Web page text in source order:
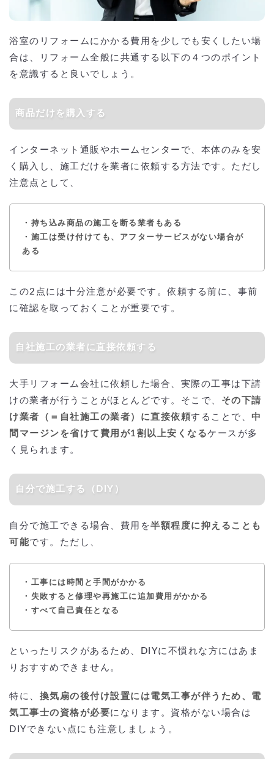
浴室のリフォームにかかる費用を少しでも安くしたい場
合は、リフォーム全般に共通する以下の４つのポイント
を意識すると良いでしょう。
商品だけを購入する
インターネット通販やホームセンターで、本体のみを安
く購入し、施工だけを業者に依頼する方法です。ただし
注意点として、
・持ち込み商品の施工を断る業者もある
・施工は受け付けても、アフターサービスがない場合が
ある
この2点には十分注意が必要です。依頼する前に、事前
に確認を取っておくことが重要です。
自社施工の業者に直接依頼する
大手リフォーム会社に依頼した場合、実際の工事は下請
けの業者が行うことがほとんどです。そこで、 その下請
け業者（＝自社施工の業者）に直接依頼することで、 中
間マージンを省けて費用が1割以上安くなるケースが多
く見られます。
自分で施工する（DIY）
自分で施工できる場合、費用を半額程度に抑えることも
可能です。ただし、
・工事には時間と手間がかかる
・失敗すると修理や再施工に追加費用がかかる
・すべて自己責任となる
といったリスクがあるため、DIYに不慣れな方にはあま
りおすすめできません。
特に、 換気扇の後付け設置には電気工事が伴うため、電
気工事士の資格が必要になります。資格がない場合は
DIYできない点にも注意しましょう。